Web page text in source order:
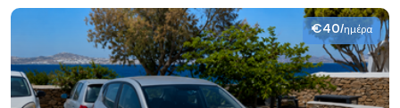
€40/ημέρα